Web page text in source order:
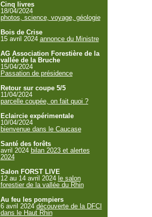
Cinq livres
18/04/2024
photos, science, voyage, géologie
Bois de Crise
15 avril 2024 annonce du Ministre
AG Association Forestière de la
vallée de la Bruche
15/04/2024
Passation de présidence
Retour sur coupe 5/5
11/04/2024
parcelle coupée, on fait quoi ?
Eclaircie expérimentale
10/04/2024
bienvenue dans le Caucase
Santé des forêts
avril 2024 bilan 2023 et alertes
2024
Salon FORST LIVE
12 au 14 avril 2024 le salon
forestier de la vallée du Rhin
Au feu les pompiers
6 avril 2024 découverte de la DFCI
dans le Haut Rhin